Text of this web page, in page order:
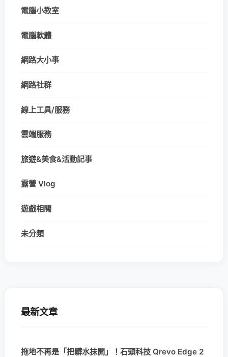
電腦小教室
電腦軟體
網路大小事
網路社群
線上工具/服務
雲端服務
旅遊&美食&活動記事
露營 Vlog
遊戲相關
未分類
最新文章
拖地不再是「把髒水抹開」！石頭科技 Qrevo Edge 2